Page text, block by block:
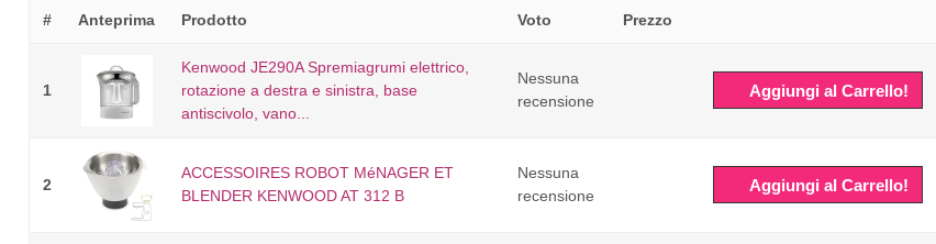
# Anteprima Prodotto Voto Prezzo
1
Kenwood JE290A Spremiagrumi elettrico,
rotazione a destra e sinistra, base
antiscivolo, vano...
Nessuna
recensione
Aggiungi al Carrello!
2
ACCESSOIRES ROBOT MéNAGER ET
BLENDER KENWOOD AT 312 B
Nessuna
recensione
Aggiungi al Carrello!